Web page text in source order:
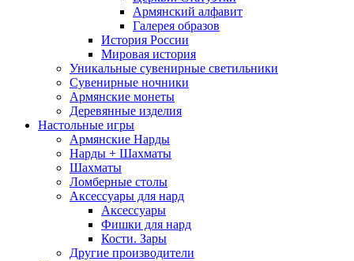
Армянский алфавит
Галерея образов
История России
Мировая история
Уникальные сувенирные светильники
Сувенирные ночники
Армянские монеты
Деревянные изделия
Настольные игры
Армянские Нарды
Нарды + Шахматы
Шахматы
Ломберные столы
Аксессуары для нард
Аксессуары
Фишки для нард
Кости. Зары
Другие производители